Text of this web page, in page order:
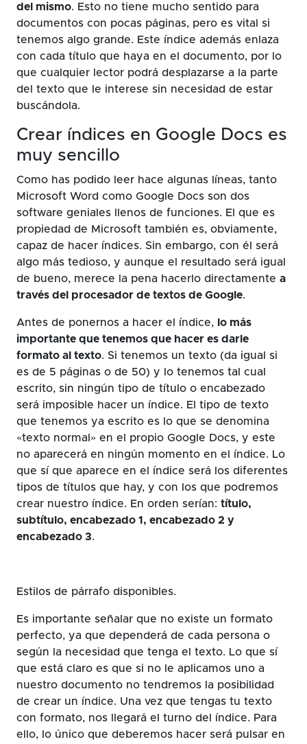
del mismo. Esto no tiene mucho sentido para
documentos con pocas páginas, pero es vital si
tenemos algo grande. Este índice además enlaza
con cada título que haya en el documento, por lo
que cualquier lector podrá desplazarse a la parte
del texto que le interese sin necesidad de estar
buscándola.
Crear índices en Google Docs es
muy sencillo
Como has podido leer hace algunas líneas, tanto
Microsoft Word como Google Docs son dos
software geniales llenos de funciones. El que es
propiedad de Microsoft también es, obviamente,
capaz de hacer índices. Sin embargo, con él será
algo más tedioso, y aunque el resultado será igual
de bueno, merece la pena hacerlo directamente a
través del procesador de textos de Google.
Antes de ponernos a hacer el índice,
lo más
importante que tenemos que hacer es darle
formato al texto. Si tenemos un texto (da igual si
es de 5 páginas o de 50) y lo tenemos tal cual
escrito, sin ningún tipo de título o encabezado
será imposible hacer un índice. El tipo de texto
que tenemos ya escrito es lo que se denomina
«texto normal» en el propio Google Docs, y este
no aparecerá en ningún momento en el índice. Lo
que sí que aparece en el índice será los diferentes
tipos de títulos que hay, y con los que podremos
crear nuestro índice. En orden serían: título,
subtítulo, encabezado 1, encabezado 2 y
encabezado 3.
Estilos de párrafo disponibles.
Es importante señalar que no existe un formato
perfecto, ya que dependerá de cada persona o
según la necesidad que tenga el texto. Lo que sí
que está claro es que si no le aplicamos uno a
nuestro documento no tendremos la posibilidad
de crear un índice. Una vez que tengas tu texto
con formato, nos llegará el turno del índice. Para
ello, lo único que deberemos hacer será pulsar en